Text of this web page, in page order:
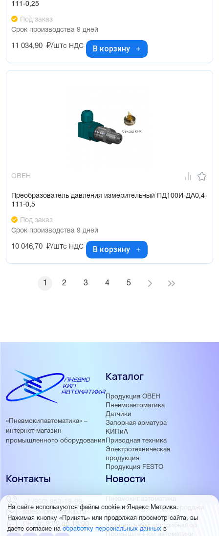
111-0,25
Под заказ
Срок производства 9 дней
11 034,90 ₽/штс НДС В корзину
ОВЕН
Преобразователь давления измерительный ПД100И-ДА0,4-
111-0,5
Под заказ
Срок производства 9 дней
10 046,70 ₽/штс НДС В корзину
1 2 3 4 5
«Пневмокипавтоматика» –
интернет-магазин
промышленного оборудования
Каталог
Продукция ОВЕН
Пневмоавтоматика
Датчики
Запорная арматура
КИПиА
Приводная техника
Электротехническая
продукция
Продукция FESTO
Новости
Пневмокипавтоматика
запустила розничные продажи
Пневмокипавтоматика –
официальный дистрибьютор
Промышленной автоматики
Контакты
+7 (960) 953-19-99
sales@pnevmokip.ru
Пн-Пт: 9:00 до 18:00
На сайте используются файлы cookie и Яндекс Метрика.
Нажимая кнопку «Принять» или продолжая просмотр сайта, вы
даете согласие наобработку персональных данных в